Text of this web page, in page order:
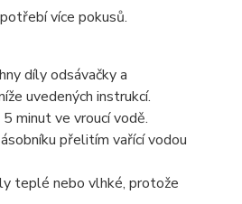
více pokusů.
díly odsávačky a
uvedených instrukcí.
minut ve vroucí vodě.
přelitím vařící vodou
teplé nebo vlhké, protože